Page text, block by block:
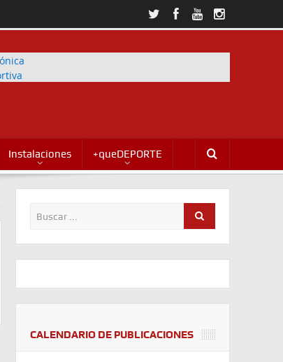
Instalaciones +queDEPORTE
CALENDARIO DE PUBLICACIONES